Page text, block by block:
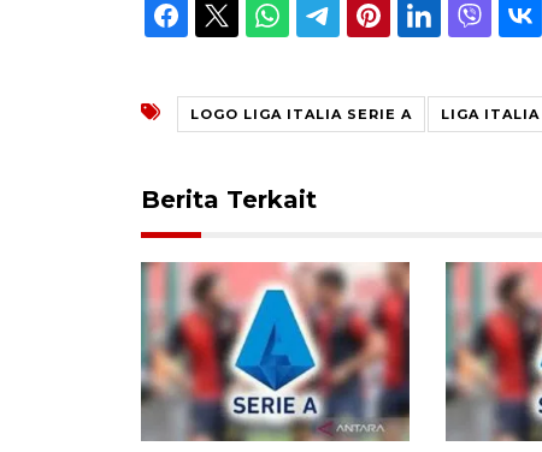
LOGO LIGA ITALIA SERIE A LIGA ITALIA
Berita Terkait